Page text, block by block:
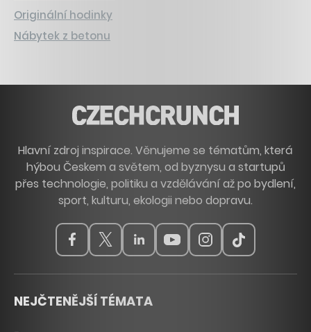
Originální hodinky
Nábytek z betonu
Hlavní zdroj inspirace. Věnujeme se tématům, která
hýbou Českem a světem, od byznysu a startupů
přes technologie, politiku a vzdělávání až po bydlení,
sport, kulturu, ekologii nebo dopravu.
NEJČTENĚJŠÍ TÉMATA